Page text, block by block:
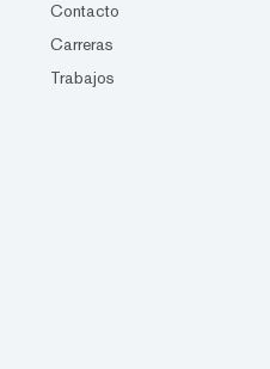
Contacto
Carreras
Trabajos